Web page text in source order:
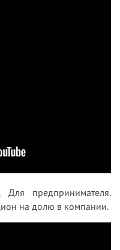
Для предпринимателя.
на долю в компании.